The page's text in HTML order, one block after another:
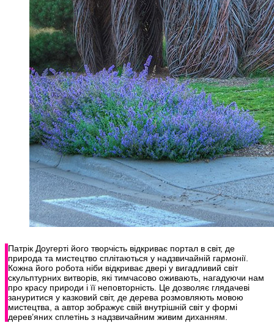
Патрік Доугерті його творчість відкриває портал в світ, де
природа та мистецтво сплітаються у надзвичайній гармонії.
Кожна його робота ніби відкриває двері у вигадливий світ
скульптурних витворів, які тимчасово оживають, нагадуючи нам
про красу природи і її неповторність. Це дозволяє глядачеві
зануритися у казковий світ, де дерева розмовляють мовою
мистецтва, а автор зображує свій внутрішній світ у формі
дерев’яних сплетінь з надзвичайним живим диханням.